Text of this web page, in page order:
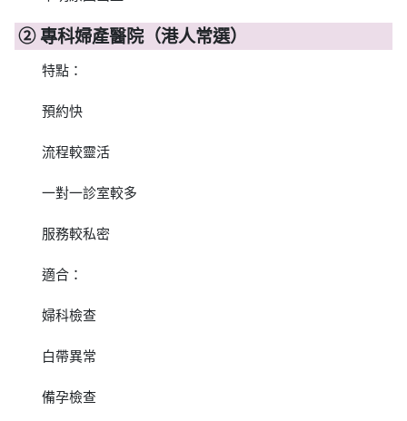
② 專科婦產醫院（港人常選）
特點：
預約快
流程較靈活
一對一診室較多
服務較私密
適合：
婦科檢查
白帶異常
備孕檢查